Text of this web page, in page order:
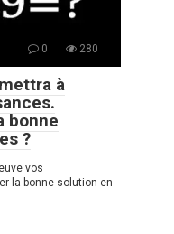
0 280
à
bonne
?
vos
la bonne solution en